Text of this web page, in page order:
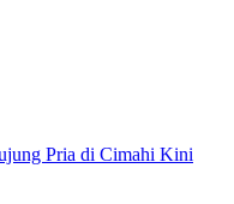
Pria di Cimahi Kini